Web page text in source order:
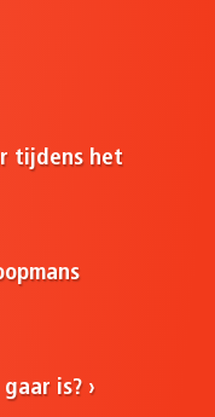
tijdens het
is?